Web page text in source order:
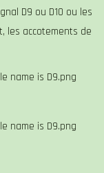
D9 ou D10 ou les
les accotements de